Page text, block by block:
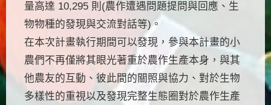
量高達 10,295 則(農作遭遇問題提問與回應、生
物物種的發現與交流對話等)。
在本次計畫執行期間可以發現，參與本計畫的小
農們不再僅將其眼光著重於農作生產本身，與其
他農友的互動、彼此間的關照與協力、對於生物
多樣性的重視以及發現完整生態圈對於農作生產